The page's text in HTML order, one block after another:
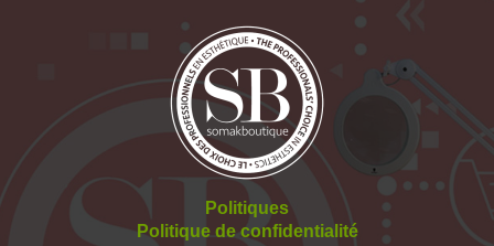
Politiques
Politique de confidentialité